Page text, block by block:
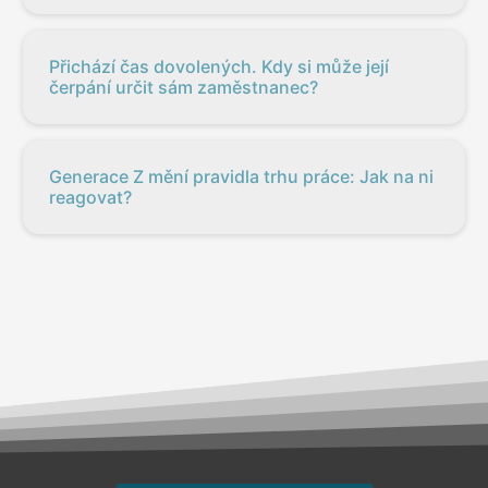
Přichází čas dovolených. Kdy si může její
čerpání určit sám zaměstnanec?
Generace Z mění pravidla trhu práce: Jak na ni
reagovat?